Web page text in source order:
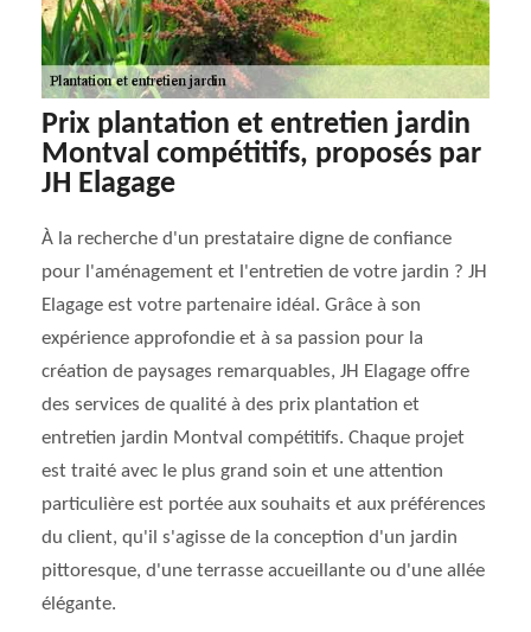
Prix plantation et entretien jardin
Montval compétitifs, proposés par
JH Elagage
À la recherche d'un prestataire digne de confiance
pour l'aménagement et l'entretien de votre jardin ? JH
Elagage est votre partenaire idéal. Grâce à son
expérience approfondie et à sa passion pour la
création de paysages remarquables, JH Elagage offre
des services de qualité à des prix plantation et
entretien jardin Montval compétitifs. Chaque projet
est traité avec le plus grand soin et une attention
particulière est portée aux souhaits et aux préférences
du client, qu'il s'agisse de la conception d'un jardin
pittoresque, d'une terrasse accueillante ou d'une allée
élégante.